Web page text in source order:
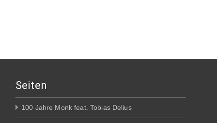
Seiten
100 Jahre Monk feat. Tobias Delius